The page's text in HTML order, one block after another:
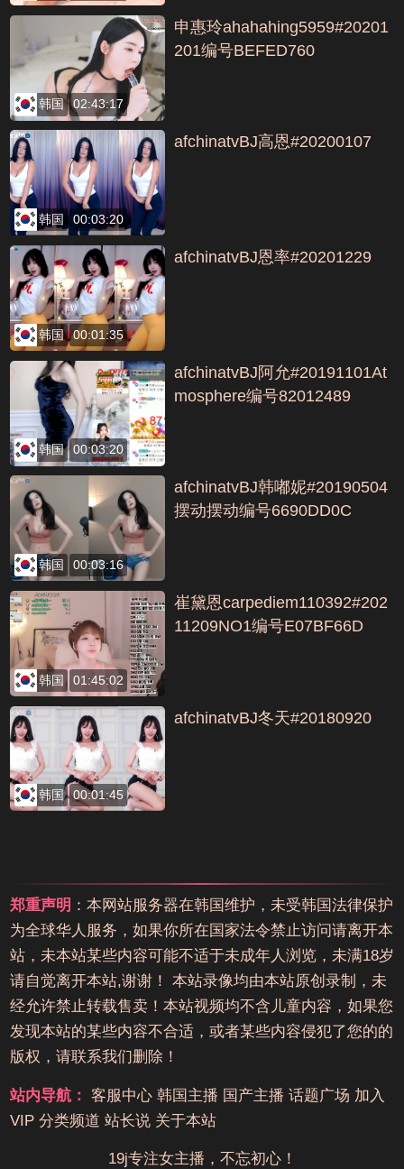
韩国 02:43:17
申惠玲ahahahing5959#20201
201编号BEFED760
韩国 00:03:20
afchinatvBJ高恩#20200107
韩国 00:01:35
afchinatvBJ恩率#20201229
韩国 00:03:20
afchinatvBJ阿允#20191101At
mosphere编号82012489
韩国 00:03:16
afchinatvBJ韩嘟妮#20190504
摆动摆动编号6690DD0C
韩国 01:45:02
崔黛恩carpediem110392#202
11209NO1编号E07BF66D
韩国 00:01:45
afchinatvBJ冬天#20180920
郑重声明 ：本网站服务器在韩国维护，未受韩国法律保护
为全球华人服务，如果你所在国家法令禁止访问请离开本
站，未本站某些内容可能不适于未成年人浏览，未满18岁
请自觉离开本站,谢谢！ 本站录像均由本站原创录制，未
经允许禁止转载售卖！本站视频均不含儿童内容，如果您
发现本站的某些内容不合适，或者某些内容侵犯了您的的
版权，请联系我们删除！
站内导航： 客服中心 韩国主播 国产主播 话题广场 加入
VIP 分类频道 站长说 关于本站
19j专注女主播，不忘初心！